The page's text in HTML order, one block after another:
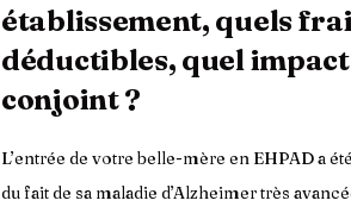
établissement, quels
déductibles, quel
conjoint ?
L’entrée de votre belle-mère en EHPAD a
du fait de sa maladie d’Alzheimer très